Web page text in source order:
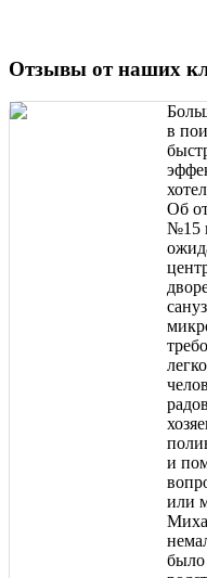
Отзывы от наших
в
Об
№15
и
или
было